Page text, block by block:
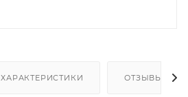
ХАРАКТЕРИСТИКИ ОТЗЫВЫ